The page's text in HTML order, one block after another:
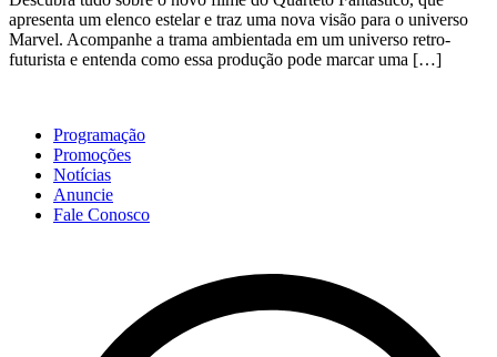
apresenta um elenco estelar e traz uma nova visão para o universo
Marvel. Acompanhe a trama ambientada em um universo retro-
futurista e entenda como essa produção pode marcar uma […]
Programação
Promoções
Notícias
Anuncie
Fale Conosco